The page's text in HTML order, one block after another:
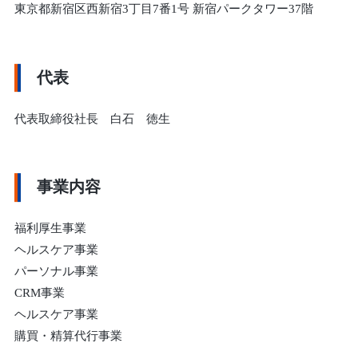
東京都新宿区西新宿3丁目7番1号 新宿パークタワー37階
代表
代表取締役社長 白石 徳生
事業内容
福利厚生事業
ヘルスケア事業
パーソナル事業
CRM事業
ヘルスケア事業
購買・精算代行事業